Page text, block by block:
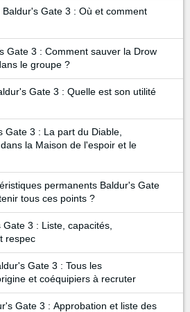
Gate 3 : Où et comment
Gate 3 : Comment sauver la Drow
le groupe ?
Gate 3 : Quelle est son utilité
Gate 3 : La part du Diable,
la Maison de l'espoir et le
permanents Baldur's Gate
tous ces points ?
3 : Liste, capacités,
respec
Gate 3 : Tous les
et coéquipiers à recruter
Gate 3 : Approbation et liste des